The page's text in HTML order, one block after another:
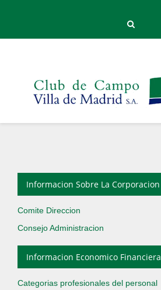
Informacion Sobre La Corporacion
Comite Direccion
Consejo Administracion
Informacion Economico Financiera
Categorias profesionales del personal